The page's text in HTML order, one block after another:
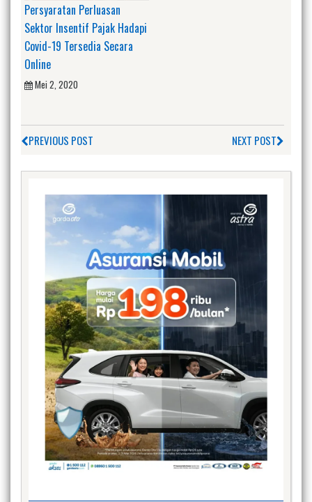
Persyaratan Perluasan
Sektor Insentif Pajak Hadapi
Covid-19 Tersedia Secara
Online
Mei 2, 2020
PREVIOUS POST NEXT POST